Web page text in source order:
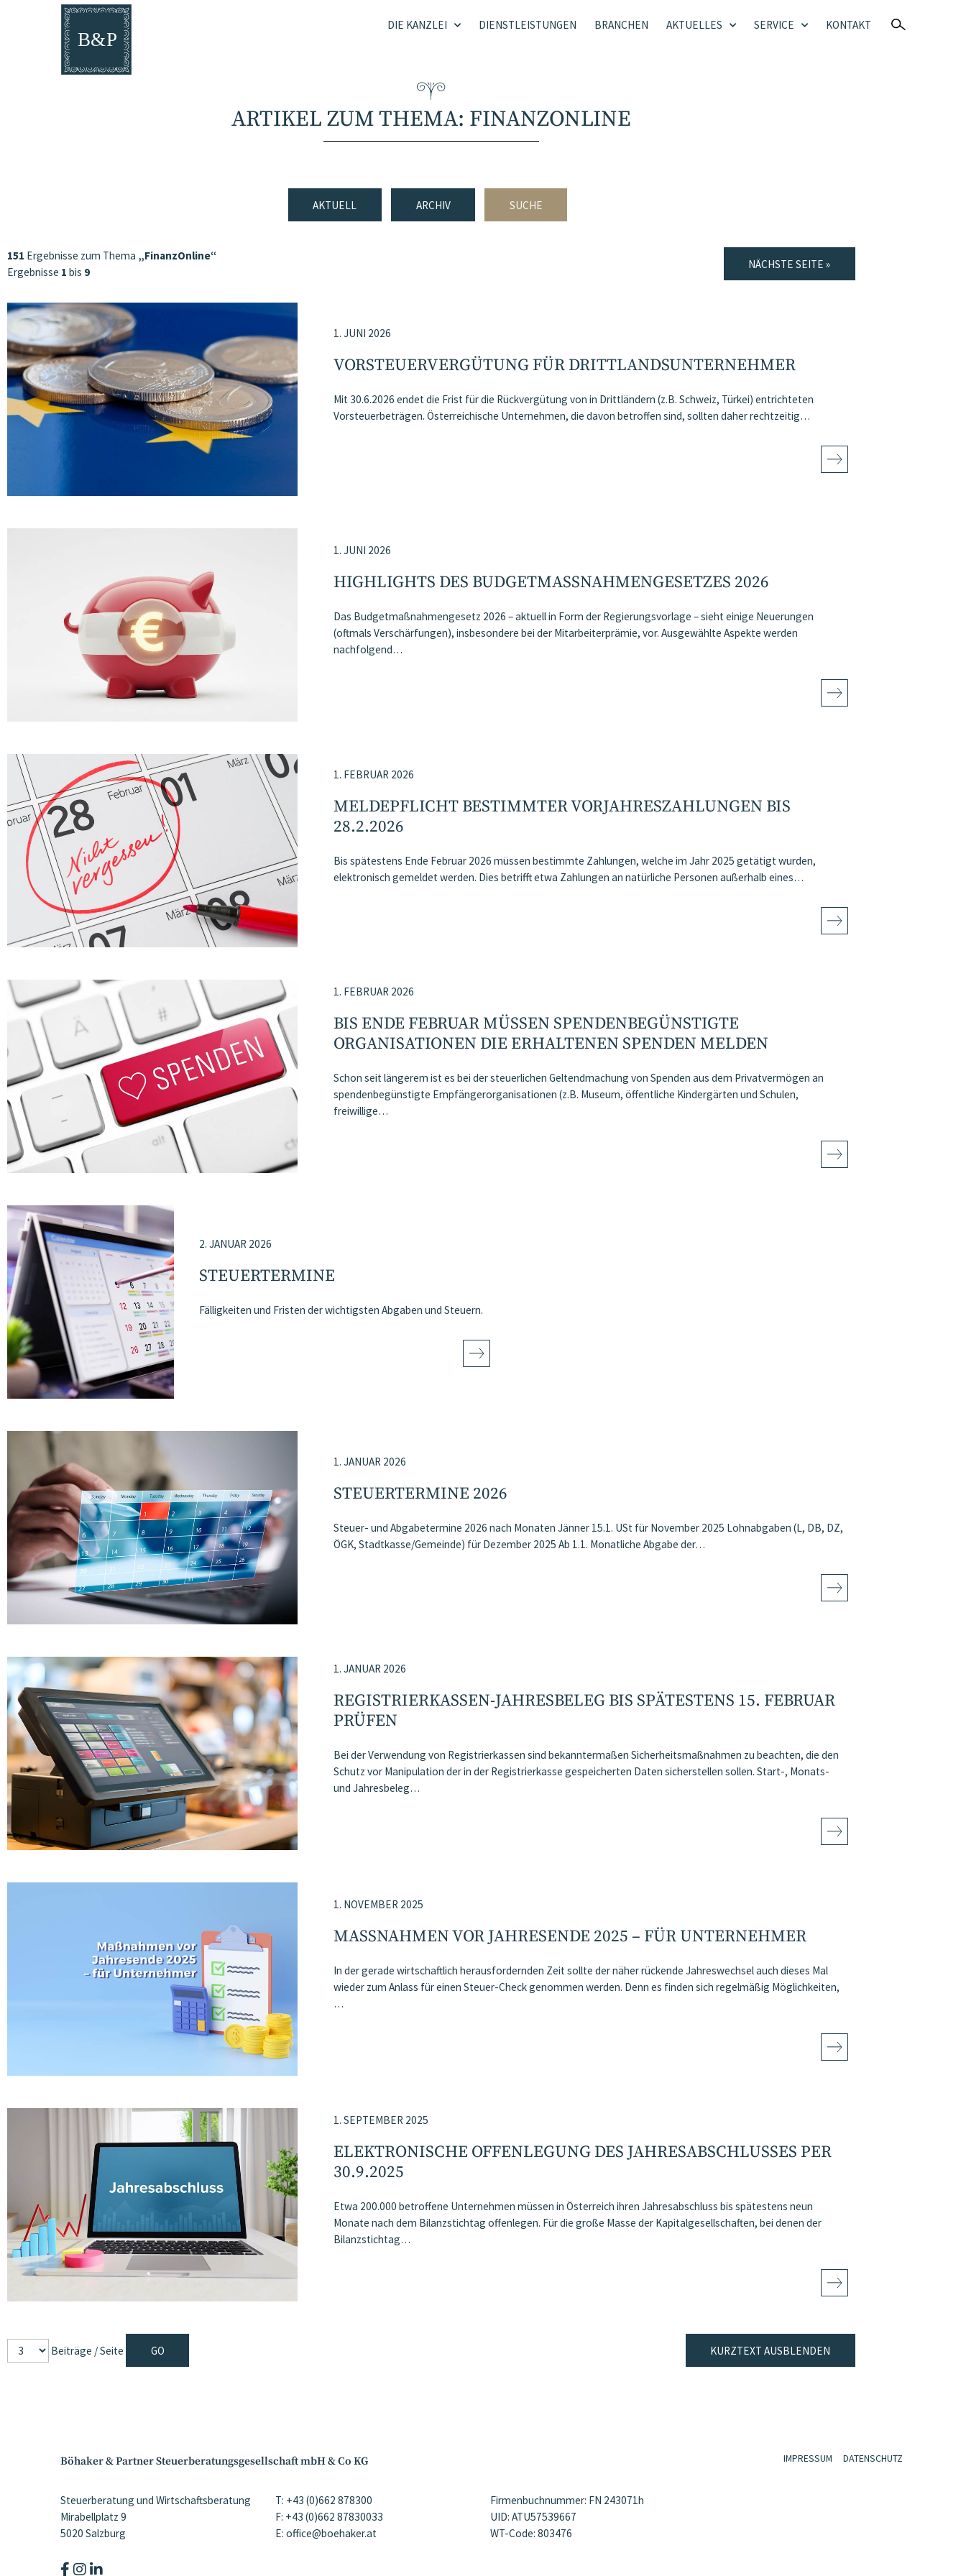
DIE KANZLEI DIENSTLEISTUNGEN BRANCHEN AKTUELLES SERVICE KONTAKT
ARTIKEL ZUM THEMA: FINANZONLINE
AKTUELL ARCHIV SUCHE
151 Ergebnisse zum Thema „FinanzOnline“
Ergebnisse 1 bis 9
NÄCHSTE SEITE »
1. JUNI 2026
VORSTEUERVERGÜTUNG FÜR DRITTLANDSUNTERNEHMER
Mit 30.6.2026 endet die Frist für die Rückvergütung von in Drittländern (z.B. Schweiz, Türkei) entrichteten
Vorsteuerbeträgen. Österreichische Unternehmen, die davon betroffen sind, sollten daher rechtzeitig…
1. JUNI 2026
HIGHLIGHTS DES BUDGETMASSNAHMEN​­GESETZES 2026
Das Budgetmaßnahmengesetz 2026 – aktuell in Form der Regierungsvorlage – sieht einige Neuerungen
(oftmals Verschärfungen), insbesondere bei der Mitarbeiterprämie, vor. Ausgewählte Aspekte werden
nachfolgend…
1. FEBRUAR 2026
MELDEPFLICHT BESTIMMTER VORJAHRESZAHLUNGEN BIS
28.2.2026
Bis spätestens Ende Februar 2026 müssen bestimmte Zahlungen, welche im Jahr 2025 getätigt wurden,
elektronisch gemeldet werden. Dies betrifft etwa Zahlungen an natürliche Personen außerhalb eines…
1. FEBRUAR 2026
BIS ENDE FEBRUAR MÜSSEN SPENDENBEGÜNSTIGTE
ORGANISATIONEN DIE ERHALTENEN SPENDEN MELDEN
Schon seit längerem ist es bei der steuerlichen Geltendmachung von Spenden aus dem Privatvermögen an
spendenbegünstigte Empfängerorganisationen (z.B. Museum, öffentliche Kindergärten und Schulen,
freiwillige…
2. JANUAR 2026
STEUERTERMINE
Fälligkeiten und Fristen der wichtigsten Abgaben und Steuern.
1. JANUAR 2026
STEUERTERMINE 2026
Steuer- und Abgabetermine 2026 nach Monaten Jänner 15.1. USt für November 2025 Lohnabgaben (L, DB, DZ,
ÖGK, Stadtkasse/Gemeinde) für Dezember 2025 Ab 1.1. Monatliche Abgabe der…
1. JANUAR 2026
REGISTRIERKASSEN-JAHRESBELEG BIS SPÄTESTENS 15. FEBRUAR
PRÜFEN
Bei der Verwendung von Registrierkassen sind bekanntermaßen Sicherheitsmaßnahmen zu beachten, die den
Schutz vor Manipulation der in der Registrierkasse gespeicherten Daten sicherstellen sollen. Start-, Monats-
und Jahresbeleg…
1. NOVEMBER 2025
MASSNAHMEN VOR JAHRESENDE 2025 – FÜR UNTERNEHMER
In der gerade wirtschaftlich herausfordernden Zeit sollte der näher rückende Jahreswechsel auch dieses Mal
wieder zum Anlass für einen Steuer-Check genommen werden. Denn es finden sich regelmäßig Möglichkeiten,
…
1. SEPTEMBER 2025
ELEKTRONISCHE OFFENLEGUNG DES JAHRESABSCHLUSSES PER
30.9.2025
Etwa 200.000 betroffene Unternehmen müssen in Österreich ihren Jahresabschluss bis spätestens neun
Monate nach dem Bilanzstichtag offenlegen. Für die große Masse der Kapitalgesellschaften, bei denen der
Bilanzstichtag…
Beiträge / Seite KURZTEXT AUSBLENDEN
Böhaker & Partner Steuerberatungsgesellschaft mbH & Co KG
Steuerberatung und Wirtschaftsberatung
Mirabellplatz 9
5020 Salzburg
T: +43 (0)662 878300
F: +43 (0)662 87830033
E: office@boehaker.at
Firmenbuchnummer: FN 243071h
UID: ATU57539667
WT-Code: 803476
IMPRESSUM DATENSCHUTZ